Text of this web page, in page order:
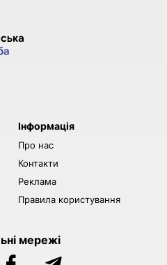
Інформація
Про нас
Контакти
Реклама
Правила користування
мережі